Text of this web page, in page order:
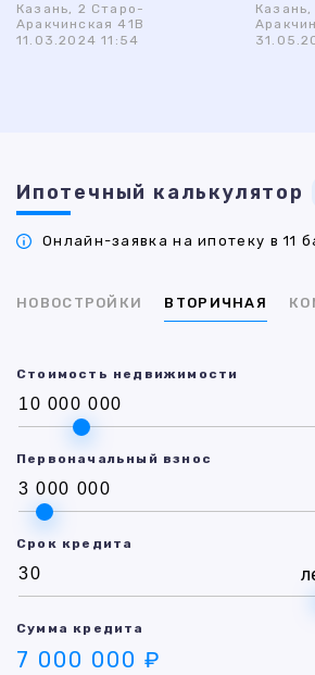
Казань, 2 Старо-
Аракчинская 41В
11.03.2024 11:54
Ипотечный калькулятор
Онлайн-заявка на ипотеку в 11
НОВОСТРОЙКИ ВТОРИЧНАЯ
Стоимость недвижимости
Первоначальный взнос
Срок кредита
Сумма кредита
7 000 000 ₽